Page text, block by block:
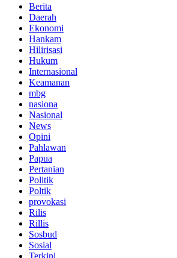
Berita
Daerah
Ekonomi
Hankam
Hilirisasi
Hukum
Internasional
Keamanan
mbg
nasiona
Nasional
News
Opini
Pahlawan
Papua
Pertanian
Politik
Poltik
provokasi
Rilis
Rillis
Sosbud
Sosial
Terkini